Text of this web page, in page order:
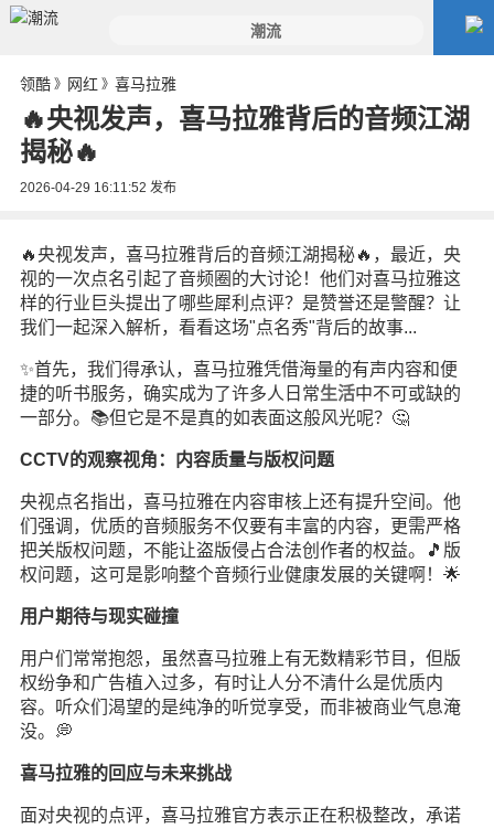
领酷》 网红 》 喜马拉雅
🔥央视发声，喜马拉雅背后的音频江湖
揭秘🔥
2026-04-29 16:11:52 发布
🔥央视发声，喜马拉雅背后的音频江湖揭秘🔥，最近，央
视的一次点名引起了音频圈的大讨论！他们对喜马拉雅这
样的行业巨头提出了哪些犀利点评？是赞誉还是警醒？让
我们一起深入解析，看看这场"点名秀"背后的故事...
✨首先，我们得承认，喜马拉雅凭借海量的有声内容和便
捷的听书服务，确实成为了许多人日常生活中不可或缺的
一部分。📚但它是不是真的如表面这般风光呢？🤔
CCTV的观察视角：内容质量与版权问题
央视点名指出，喜马拉雅在内容审核上还有提升空间。他
们强调，优质的音频服务不仅要有丰富的内容，更需严格
把关版权问题，不能让盗版侵占合法创作者的权益。🎵版
权问题，这可是影响整个音频行业健康发展的关键啊！🌟
用户期待与现实碰撞
用户们常常抱怨，虽然喜马拉雅上有无数精彩节目，但版
权纷争和广告植入过多，有时让人分不清什么是优质内
容。听众们渴望的是纯净的听觉享受，而非被商业气息淹
没。💭
喜马拉雅的回应与未来挑战
面对央视的点评，喜马拉雅官方表示正在积极整改，承诺